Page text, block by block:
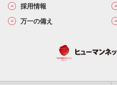
採用情報
万一の備え